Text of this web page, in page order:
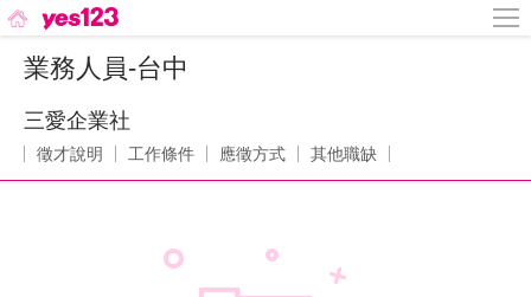
業務人員-台中
三愛企業社
徵才說明 工作條件 應徵方式 其他職缺